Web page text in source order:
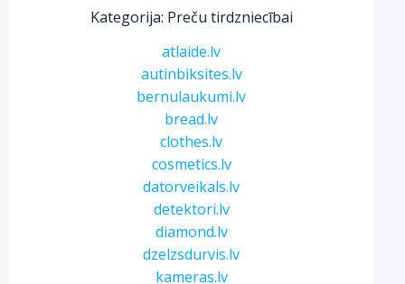
Kategorija: Preču tirdzniecībai
atlaide.lv
autinbiksites.lv
bernulaukumi.lv
bread.lv
clothes.lv
cosmetics.lv
datorveikals.lv
detektori.lv
diamond.lv
dzelzsdurvis.lv
kameras.lv